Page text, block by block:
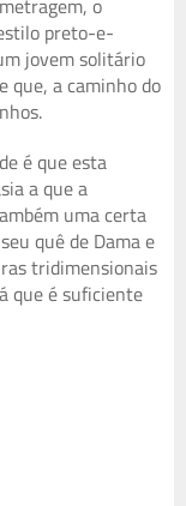
preto-e-
jovem solitário
que, a caminho do
é que esta
a que a
uma certa
quê de Dama e
tridimensionais
que é suficiente